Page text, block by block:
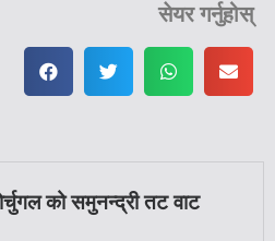
सेयर गर्नुहोस्
को समुनन्द्री तट वाट